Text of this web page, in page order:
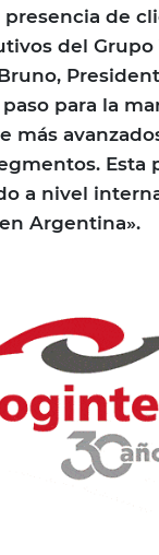
de
del Grupo
para la
más
Esta
a nivel
Argentina».